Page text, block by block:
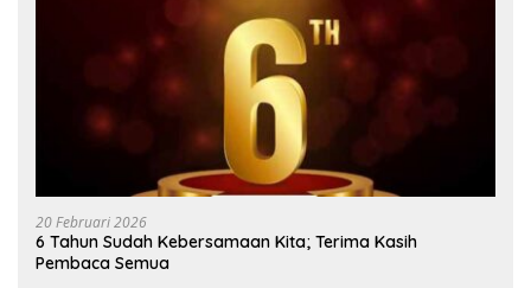
20 Februari 2026
6 Tahun Sudah Kebersamaan Kita; Terima Kasih
Pembaca Semua